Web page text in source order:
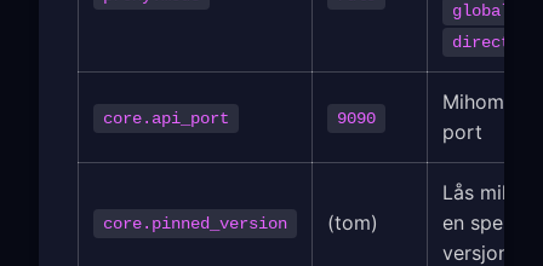
global
direct
core.api_port 9090
Mihomo
port
core.pinned_version (tom)
Lås
en
versjon